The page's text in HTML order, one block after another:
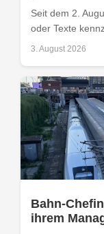
Seit dem 2.
oder Texte
3. August 2026
Bahn-
ihrem